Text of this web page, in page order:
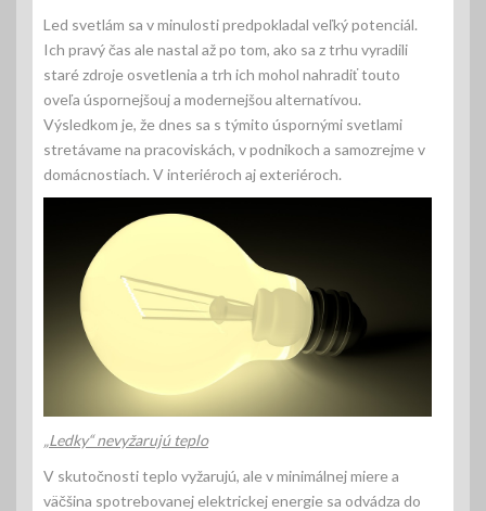
Led svetlám sa v minulosti predpokladal veľký potenciál.
Ich pravý čas ale nastal až po tom, ako sa z trhu vyradili
staré zdroje osvetlenia a trh ich mohol nahradiť touto
oveľa úspornejšouj a modernejšou alternatívou.
Výsledkom je, že dnes sa s týmito úspornými svetlami
stretávame na pracoviskách, v podnikoch a samozrejme v
domácnostiach. V interiéroch aj exteriéroch.
„Ledky“ nevyžarujú teplo
V skutočnosti teplo vyžarujú, ale v minimálnej miere a
väčšina spotrebovanej elektrickej energie sa odvádza do